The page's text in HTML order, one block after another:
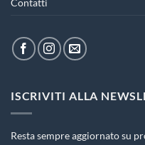
Contatti
ISCRIVITI ALLA
Resta sempre aggiornato su